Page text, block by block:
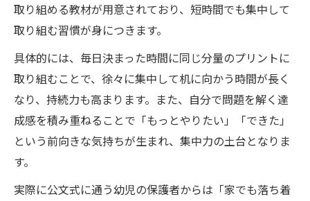
取り組める教材が用意されており、短時間でも集中して
取り組む習慣が身につきます。
具体的には、毎日決まった時間に同じ分量のプリントに
取り組むことで、徐々に集中して机に向かう時間が長く
なり、持続力も高まります。また、自分で問題を解く達
成感を積み重ねることで「もっとやりたい」「できた」
という前向きな気持ちが生まれ、集中力の土台となりま
す。
実際に公文式に通う幼児の保護者からは「家でも落ち着